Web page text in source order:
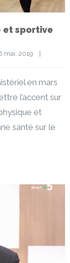
et sportive
mai, 2019 |
en mars
l’accent sur
et
santé sur le